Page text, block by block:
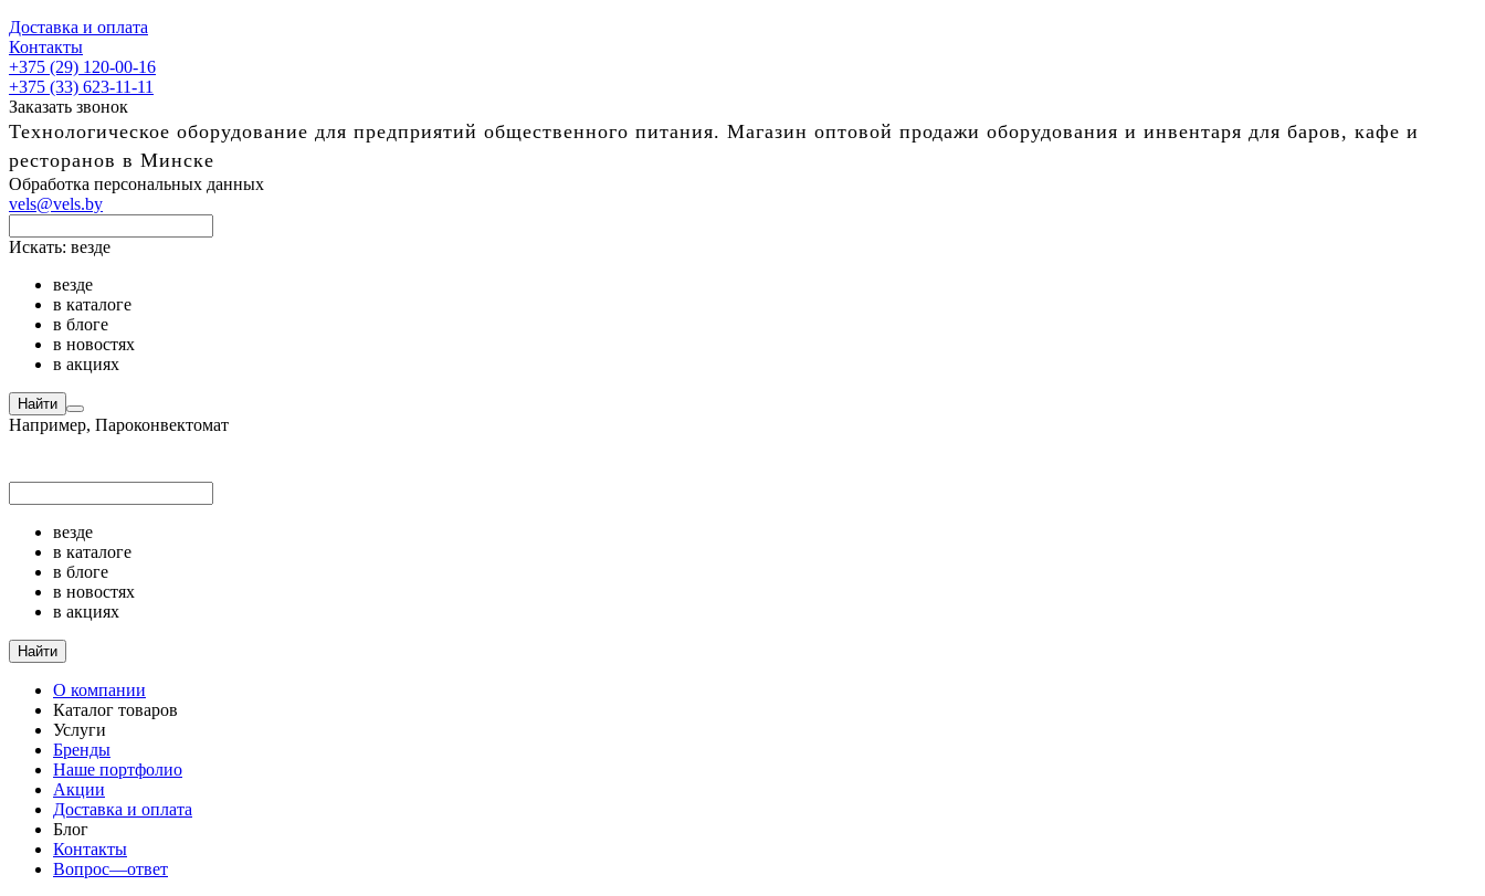
Доставка и оплата
Контакты
+375 (29) 120-00-16
+375 (33) 623-11-11
Заказать звонок
Технологическое оборудование для предприятий общественного питания. Магазин оптовой продажи оборудования и инвентаря для баров, кафе и
ресторанов в Минске
Обработка персональных данных
vels@vels.by
Искать: везде
везде
в каталоге
в блоге
в новостях
в акциях
Найти
Например, Пароконвектомат
везде
в каталоге
в блоге
в новостях
в акциях
Найти
О компании
Каталог товаров
Услуги
Бренды
Наше портфолио
Акции
Доставка и оплата
Блог
Контакты
Вопрос—ответ